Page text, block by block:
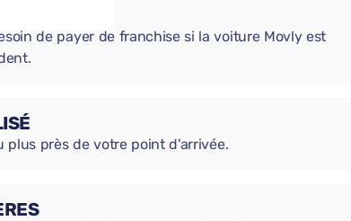
de payer de franchise si la voiture Movly est
plus près de votre point d'arrivée.